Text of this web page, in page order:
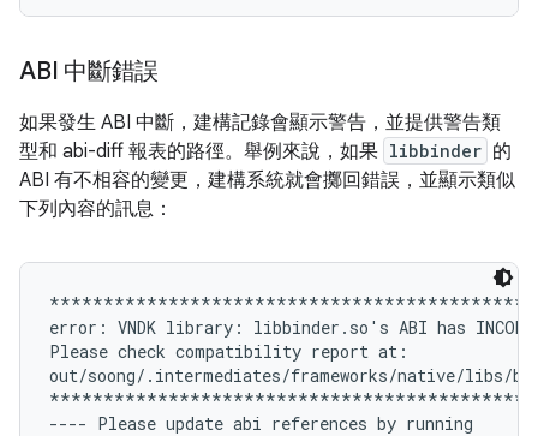
ABI 中斷錯誤
如果發生 ABI 中斷，建構記錄會顯示警告，並提供警告類
型和 abi-diff 報表的路徑。舉例來說，如果 libbinder 的
ABI 有不相容的變更，建構系統就會擲回錯誤，並顯示類似
下列內容的訊息：
error: VNDK library: libbinder.so's ABI has
Please check compatibility report at:
out/soong/.intermediates/frameworks/native/libs/
---- Please update abi references by running